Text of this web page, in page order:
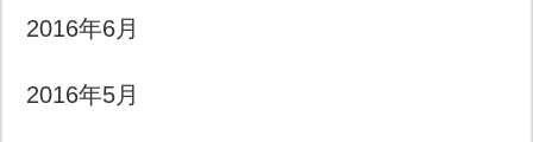
2016年6月
2016年5月